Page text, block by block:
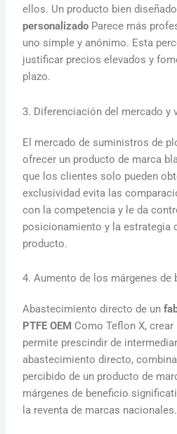
ellos. Un producto bien
personalizado Parece más
uno simple y anónimo. Esta
justificar precios elevados y
plazo.
3. Diferenciación del mercado y
El mercado de suministros de
ofrecer un producto de marca
que los clientes solo pueden
exclusividad evita las
con la competencia y le da
posicionamiento y la estrategia
producto.
4. Aumento de los márgenes de
Abastecimiento directo de un
PTFE OEM Como Teflon X,
permite prescindir de
abastecimiento directo,
percibido de un producto de
márgenes de beneficio
la reventa de marcas nacionales.